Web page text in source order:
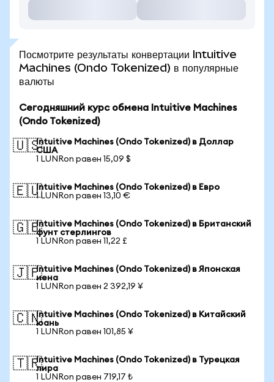
Посмотрите результаты конвертации Intuitive
Machines (Ondo Tokenized) в популярные
валюты
Сегодняшний курс обмена Intuitive Machines
(Ondo Tokenized)
🇺🇸Intuitive Machines (Ondo Tokenized) в Доллар
США
1 LUNRon равен 15,09 $
🇪🇺Intuitive Machines (Ondo Tokenized) в Евро
1 LUNRon равен 13,10 €
🇬🇧Intuitive Machines (Ondo Tokenized) в Британский
фунт стерлингов
1 LUNRon равен 11,22 £
🇯🇵Intuitive Machines (Ondo Tokenized) в Японская
иена
1 LUNRon равен 2 392,19 ¥
🇨🇳Intuitive Machines (Ondo Tokenized) в Китайский
юань
1 LUNRon равен 101,85 ¥
🇹🇷Intuitive Machines (Ondo Tokenized) в Турецкая
лира
1 LUNRon равен 719,17 ₺